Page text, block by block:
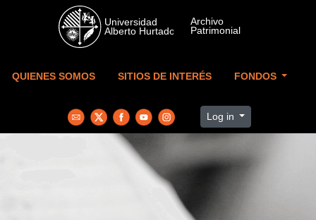
Skip to main content
QUIENES SOMOS SITIOS DE INTERÉS FONDOS
Log in